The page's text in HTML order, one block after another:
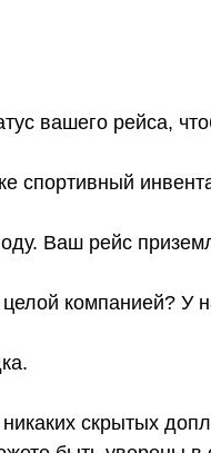
вашего рейса,
Ваш рейс
компанией? У
скрытых